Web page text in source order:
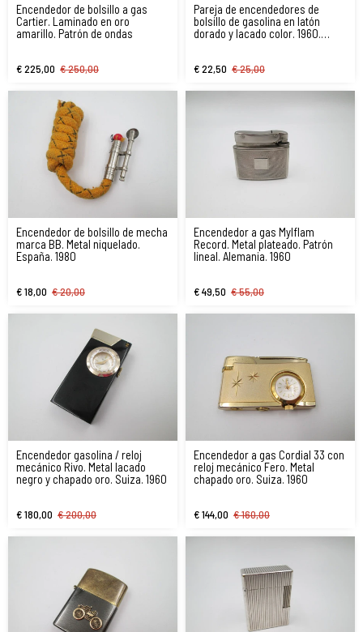
Encendedor de bolsillo a gas
Cartier. Laminado en oro
amarillo. Patrón de ondas
€ 225,00 € 250,00
Pareja de encendedores de
bolsillo de gasolina en latón
dorado y lacado color. 1960.
€ 22,50 € 25,00
Encendedor de bolsillo de mecha
marca BB. Metal niquelado.
España. 1980
€ 18,00 € 20,00
Encendedor a gas Mylflam
Record. Metal plateado. Patrón
lineal. Alemania. 1960
€ 49,50 € 55,00
Encendedor gasolina / reloj
mecánico Rivo. Metal lacado
negro y chapado oro. Suiza. 1960
€ 180,00 € 200,00
Encendedor a gas Cordial 33 con
reloj mecánico Fero. Metal
chapado oro. Suiza. 1960
€ 144,00 € 160,00